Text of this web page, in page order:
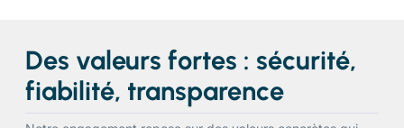
Des valeurs fortes : sécurité,
fiabilité, transparence